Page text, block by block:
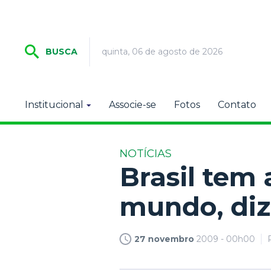
BUSCA quinta, 06 de agosto de 2026
Institucional Associe-se Fotos Contato
NOTÍCIAS
Brasil tem
mundo,
27 novembro 2009 - 00h00